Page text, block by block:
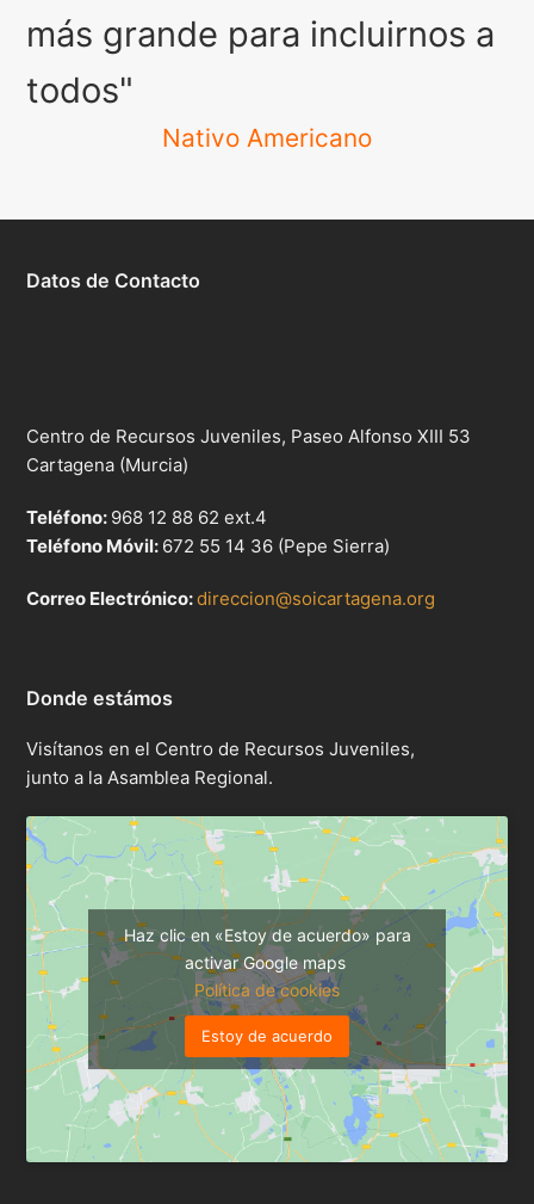
más grande para incluirnos a
todos"
Nativo Americano
Datos de Contacto
Centro de Recursos Juveniles, Paseo Alfonso XIII 53
Cartagena (Murcia)
Teléfono: 968 12 88 62 ext.4
Teléfono Móvil: 672 55 14 36 (Pepe Sierra)
Correo Electrónico:direccion@soicartagena.org
Donde estámos
Visítanos en el Centro de Recursos Juveniles,
junto a la Asamblea Regional.
Haz clic en «Estoy de acuerdo» para
activar Google maps
Política de cookies
Estoy de acuerdo